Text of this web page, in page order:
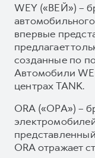
WEY («ВЕЙ») –
впервые
предлагает
созданные по
Автомобили
центрах TANK.
ORA («ОРА») –
ORA отражает